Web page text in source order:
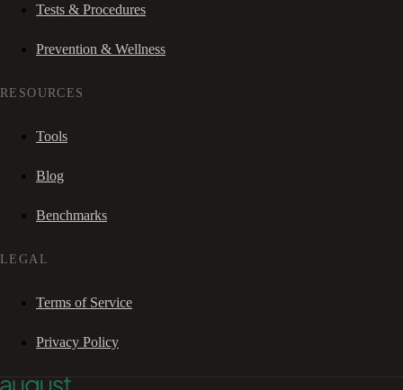
Tests & Procedures
Prevention & Wellness
RESOURCES
Tools
Blog
Benchmarks
LEGAL
Terms of Service
Privacy Policy